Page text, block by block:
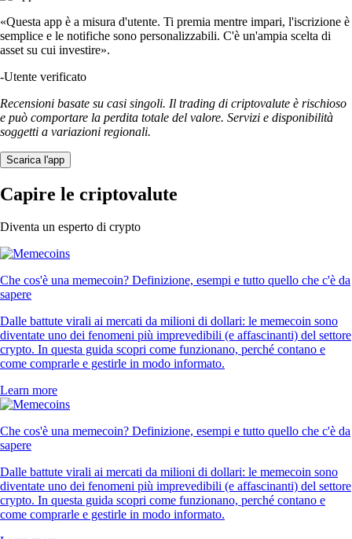
«Questa app è a misura d'utente. Ti premia mentre impari, l'iscrizione è
semplice e le notifiche sono personalizzabili. C'è un'ampia scelta di
asset su cui investire».
-Utente verificato
Recensioni basate su casi singoli. Il trading di criptovalute è rischioso
e può comportare la perdita totale del valore. Servizi e disponibilità
soggetti a variazioni regionali.
Scarica l'app
Capire le criptovalute
Diventa un esperto di crypto
Che cos'è una memecoin? Definizione, esempi e tutto quello che c'è da
sapere
Dalle battute virali ai mercati da milioni di dollari: le memecoin sono
diventate uno dei fenomeni più imprevedibili (e affascinanti) del settore
crypto. In questa guida scopri come funzionano, perché contano e
come comprarle e gestirle in modo informato.
Learn more
Che cos'è una memecoin? Definizione, esempi e tutto quello che c'è da
sapere
Dalle battute virali ai mercati da milioni di dollari: le memecoin sono
diventate uno dei fenomeni più imprevedibili (e affascinanti) del settore
crypto. In questa guida scopri come funzionano, perché contano e
come comprarle e gestirle in modo informato.